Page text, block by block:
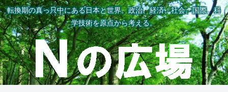
転換期の真っ只中にある日本と世界。政治、経済、社会、国際、科
学技術を原点から考える。